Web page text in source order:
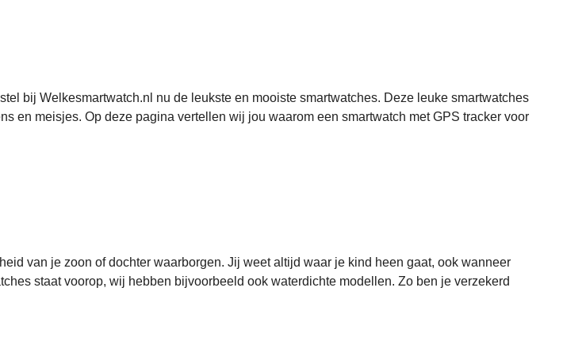
bij Welkesmartwatch.nl nu de leukste en mooiste smartwatches. Deze leuke smartwatches
en meisjes. Op deze pagina vertellen wij jou waarom een smartwatch met GPS tracker voor
van je zoon of dochter waarborgen. Jij weet altijd waar je kind heen gaat, ook wanneer
staat voorop, wij hebben bijvoorbeeld ook waterdichte modellen. Zo ben je verzekerd